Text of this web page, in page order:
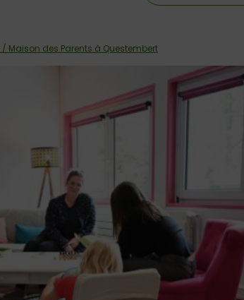
/ Maison des Parents à Questembert